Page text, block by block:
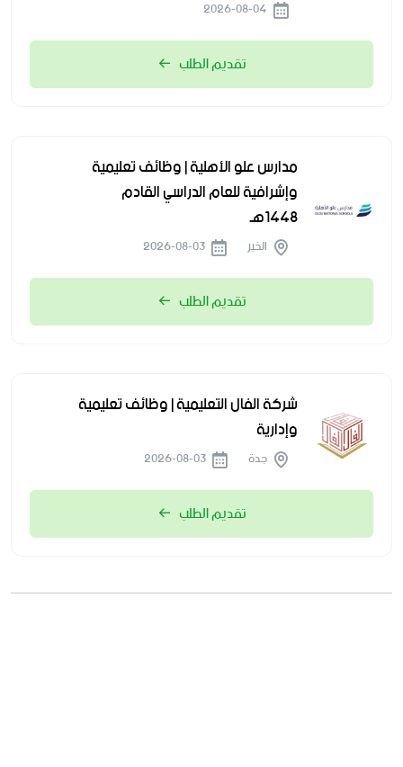
تقديم الطلب
مدارس علو الأهلية | وظائف تعليمية
وإشرافية للعام الدراسي القادم
1448هـ
الخبر
تقديم الطلب
شركة الفال التعليمية | وظائف تعليمية
وإدارية
جدة
تقديم الطلب